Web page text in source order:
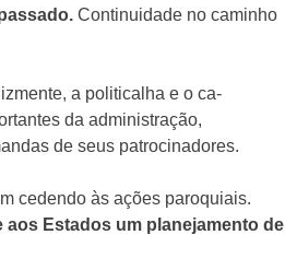
Continuidade no caminho
a politicalha e o ca­
da administração,
de seus patroci­nadores.
cedendo às ações paroquiais.
aos Estados um planejamento de